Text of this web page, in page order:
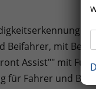
Beifahrer, mit
Assist"" mit
für Fahrer und